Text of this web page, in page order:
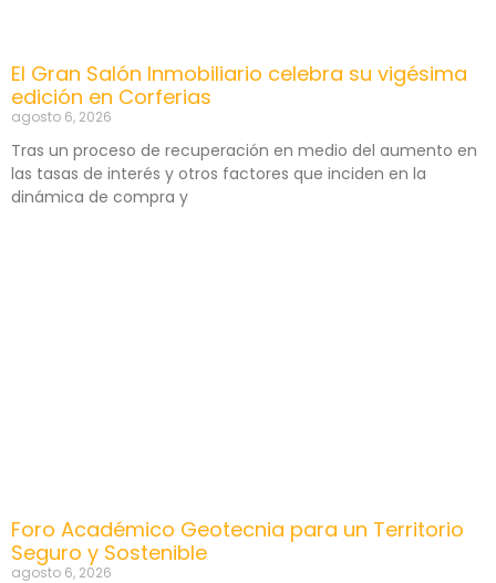
El Gran Salón Inmobiliario celebra su vigésima
edición en Corferias
agosto 6, 2026
Tras un proceso de recuperación en medio del aumento en
las tasas de interés y otros factores que inciden en la
dinámica de compra y
Foro Académico Geotecnia para un Territorio
Seguro y Sostenible
agosto 6, 2026